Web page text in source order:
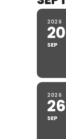
2026
20
SEP
2026
26
SEP